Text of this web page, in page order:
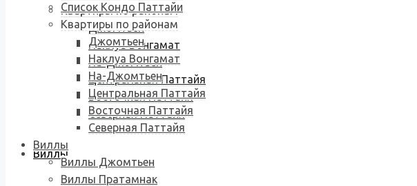
Квартиры по районам
Джомтьен
Наклуа Вонгамат
На-Джомтьен
Центральная Паттайя
Восточная Паттайя
Северная Паттайя
Виллы
Список Кондо Паттайи
Квартиры по районам
Джомтьен
Наклуа Вонгамат
На-Джомтьен
Центральная Паттайя
Восточная Паттайя
Северная Паттайя
Виллы
Виллы Джомтьен
Виллы Пратамнак